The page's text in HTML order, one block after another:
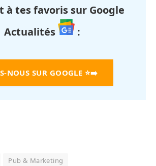
à tes favoris sur Google
Actualités
:
NOUS SUR GOOGLE ⭐➡️
Pub & Marketing